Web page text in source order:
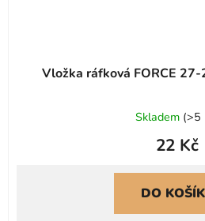
Vložka ráfková FORCE
Skladem (>5
22 Kč
DO